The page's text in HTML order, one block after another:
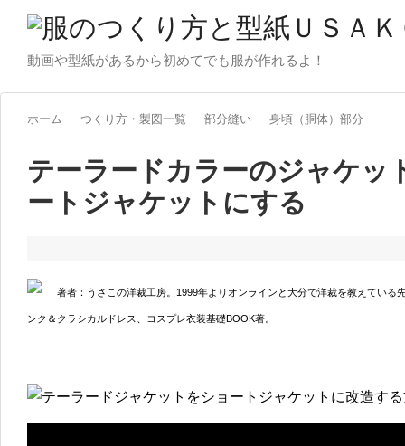
動画や型紙があるから初めてでも服が作れるよ！
ホーム つくり方・製図一覧 部分縫い 身頃（胴体）部分
テーラードカラーのジャケッ
ートジャケットにする
著者：うさこの洋裁工房。1999年よりオンラインと大分で洋裁を教えている
ンク＆クラシカルドレス、コスプレ衣装基礎BOOK著。